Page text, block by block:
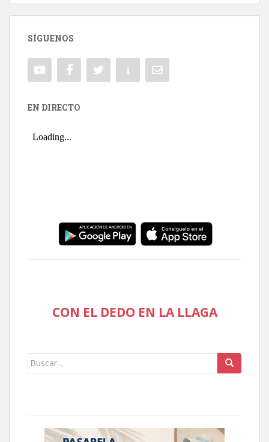
SÍGUENOS
EN DIRECTO
CON EL DEDO EN LA LLAGA
Buscar: